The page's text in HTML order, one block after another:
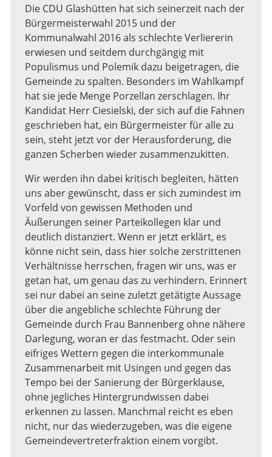
Die CDU Glashütten hat sich seinerzeit nach der
Bürgermeisterwahl 2015 und der
Kommunalwahl 2016 als schlechte Verliererin
erwiesen und seitdem durchgängig mit
Populismus und Polemik dazu beigetragen, die
Gemeinde zu spalten. Besonders im Wahlkampf
hat sie jede Menge Porzellan zerschlagen. Ihr
Kandidat Herr Ciesielski, der sich auf die Fahnen
geschrieben hat, ein Bürgermeister für alle zu
sein, steht jetzt vor der Herausforderung, die
ganzen Scherben wieder zusammenzukitten.
Wir werden ihn dabei kritisch begleiten, hätten
uns aber gewünscht, dass er sich zumindest im
Vorfeld von gewissen Methoden und
Äußerungen seiner Parteikollegen klar und
deutlich distanziert. Wenn er jetzt erklärt, es
könne nicht sein, dass hier solche zerstrittenen
Verhältnisse herrschen, fragen wir uns, was er
getan hat, um genau das zu verhindern. Erinnert
sei nur dabei an seine zuletzt getätigte Aussage
über die angebliche schlechte Führung der
Gemeinde durch Frau Bannenberg ohne nähere
Darlegung, woran er das festmacht. Oder sein
eifriges Wettern gegen die interkommunale
Zusammenarbeit mit Usingen und gegen das
Tempo bei der Sanierung der Bürgerklause,
ohne jegliches Hintergrundwissen dabei
erkennen zu lassen. Manchmal reicht es eben
nicht, nur das wiederzugeben, was die eigene
Gemeindevertreterfraktion einem vorgibt.